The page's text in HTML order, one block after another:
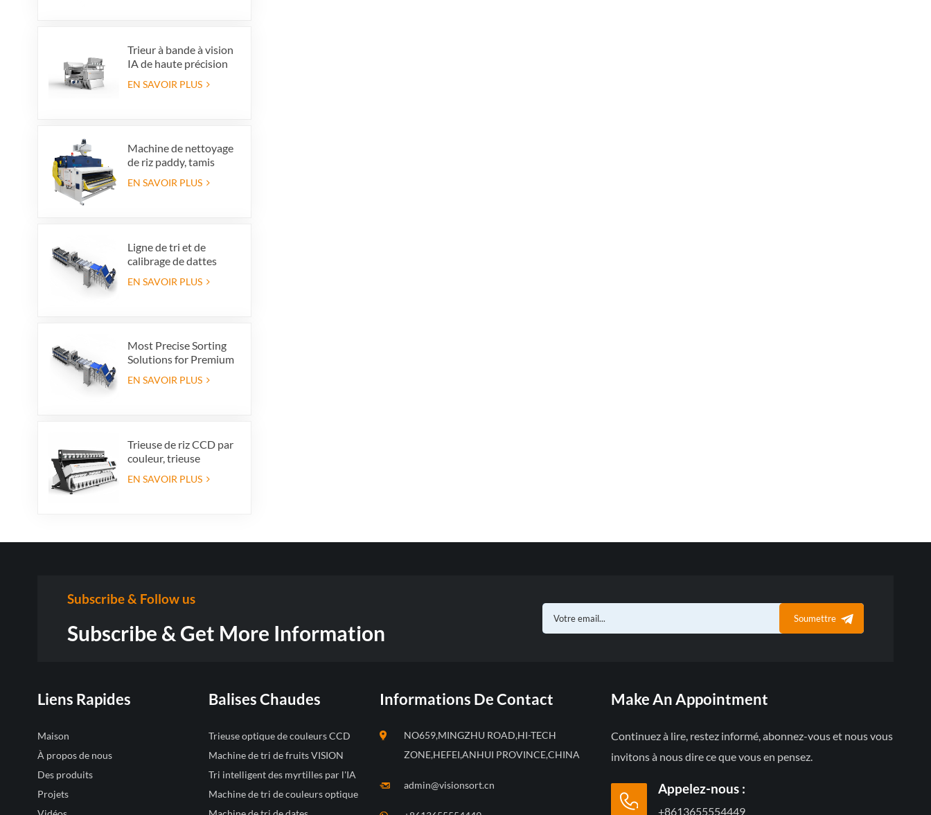
d'œuvre
Trieur à bande à vision
IA de haute précision
EN SAVOIR PLUS
Machine de nettoyage
de riz paddy, tamis
nettoyeur vibrant
EN SAVOIR PLUS
Ligne de tri et de
calibrage de dattes
augmentez la valeur de
EN SAVOIR PLUS
Most Precise Sorting
Solutions for Premium
Grader powered by
EN SAVOIR PLUS
Trieuse de riz CCD par
couleur, trieuse
grains, trieuse de riz par
EN SAVOIR PLUS
Subscribe & Follow us
Subscribe & Get More Information
Soumettre
Liens Rapides
Maison
À propos de nous
Des produits
Projets
Balises Chaudes
Trieuse optique de couleurs CCD
Machine de tri de fruits VISION
Tri intelligent des myrtilles par l'IA
Machine de tri de couleurs optique
Informations De Contact
NO659,MINGZHU ROAD,HI-TECH
ZONE,HEFEI,ANHUI PROVINCE,CHINA
admin@visionsort.cn
Make An Appointment
Continuez à lire, restez informé, abonnez-vous et nous vous
invitons à nous dire ce que vous en pensez.
Appelez-nous :
+8613655554449